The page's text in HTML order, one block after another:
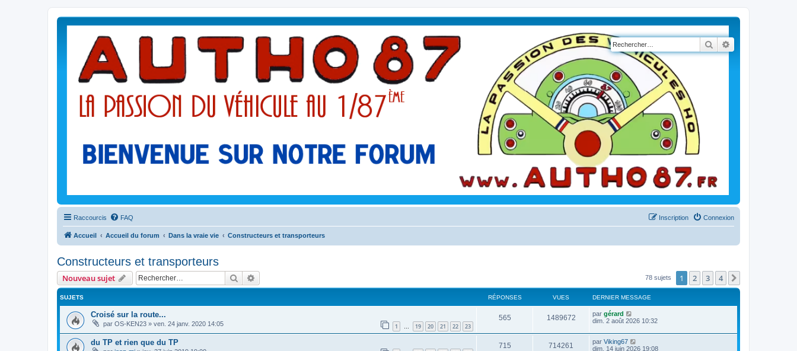
Rechercher
Raccourcis FAQ Connexion
Inscription
Accueil Accueil du forum Dans la vraie vie Constructeurs et transporteurs
Constructeurs et transporteurs
Nouveau sujet Rechercher 78 sujets 1 2 3 4
SUJETS RÉPONSES VUES DERNIER MESSAGE
Croisé sur la route...
par OS-KEN23 » ven. 24 janv. 2020 14:05 1 … 19 20 21 22 23
565 1489672 par gérard
dim. 2 août 2026 10:32
du TP et rien que du TP 715 714261 par Viking67
dim. 14 juin 2026 19:08